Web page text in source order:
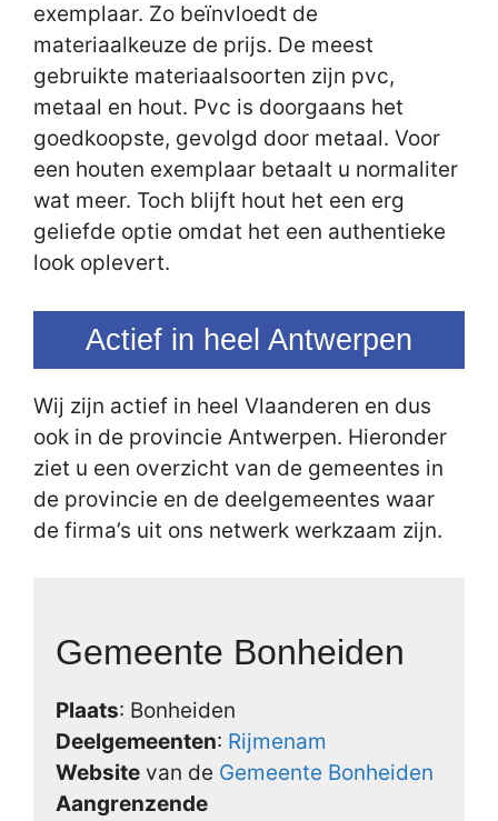
exemplaar. Zo beïnvloedt de
materiaalkeuze de prijs. De meest
gebruikte materiaalsoorten zijn pvc,
metaal en hout. Pvc is doorgaans het
goedkoopste, gevolgd door metaal. Voor
een houten exemplaar betaalt u normaliter
wat meer. Toch blijft hout het een erg
geliefde optie omdat het een authentieke
look oplevert.
Actief in heel Antwerpen
Wij zijn actief in heel Vlaanderen en dus
ook in de provincie Antwerpen. Hieronder
ziet u een overzicht van de gemeentes in
de provincie en de deelgemeentes waar
de firma’s uit ons netwerk werkzaam zijn.
Gemeente Bonheiden
Plaats: Bonheiden
Deelgemeenten: Rijmenam
Website van de Gemeente Bonheiden
Aangrenzende